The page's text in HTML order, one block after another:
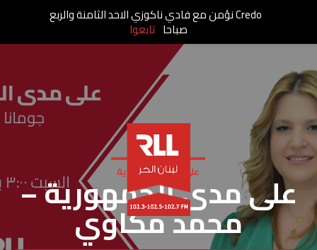
على مدى الجمهورية
على مدى الجمهورية –
محمد مكاوي
Credo نؤمن مع فادي ناكوزي الاحد الثامنة والربع
صباحا تابعوا